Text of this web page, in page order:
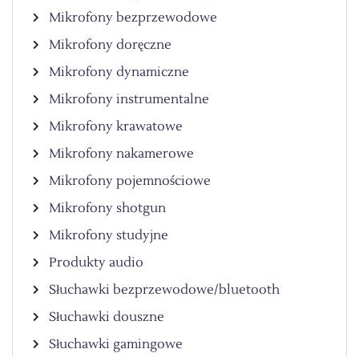
Mikrofony bezprzewodowe
Mikrofony doręczne
Mikrofony dynamiczne
Mikrofony instrumentalne
Mikrofony krawatowe
Mikrofony nakamerowe
Mikrofony pojemnościowe
Mikrofony shotgun
Mikrofony studyjne
Produkty audio
Słuchawki bezprzewodowe/bluetooth
Słuchawki douszne
Słuchawki gamingowe